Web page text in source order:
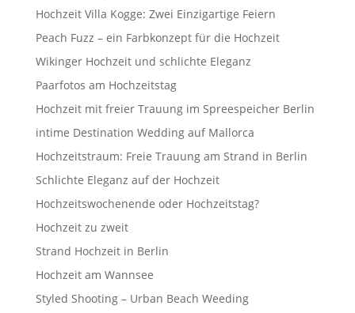
Hochzeit Villa Kogge: Zwei Einzigartige Feiern
Peach Fuzz – ein Farbkonzept für die Hochzeit
Wikinger Hochzeit und schlichte Eleganz
Paarfotos am Hochzeitstag
Hochzeit mit freier Trauung im Spreespeicher Berlin
intime Destination Wedding auf Mallorca
Hochzeitstraum: Freie Trauung am Strand in Berlin
Schlichte Eleganz auf der Hochzeit
Hochzeitswochenende oder Hochzeitstag?
Hochzeit zu zweit
Strand Hochzeit in Berlin
Hochzeit am Wannsee
Styled Shooting – Urban Beach Weeding